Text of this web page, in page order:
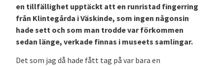
en tillfällighet upptäckt att en runristad fingerring
från Klintegårda i Väskinde, som ingen någonsin
hade sett och som man trodde var förkommen
sedan länge, verkade finnas i museets samlingar.
Det som jag då hade fått tag på var bara en